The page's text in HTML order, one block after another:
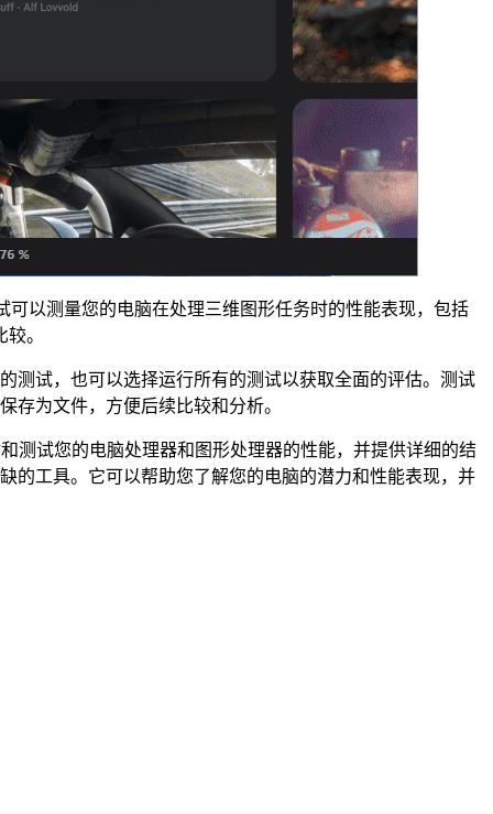
可以测量您的电脑在处理三维图形任务时的性能表现，包括
。
测试，也可以选择运行所有的测试以获取全面的评估。测试
存为文件，方便后续比较和分析。
测试您的电脑处理器和图形处理器的性能，并提供详细的结
的工具。它可以帮助您了解您的电脑的潜力和性能表现，并